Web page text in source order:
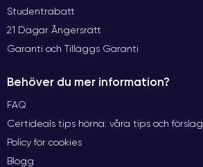
Studentrabatt
21 Dagar Ångersrätt
Garanti och Tilläggs Garanti
Behöver du mer information?
FAQ
Certideals tips hörna: våra tips och förslag
Policy för cookies
Blogg